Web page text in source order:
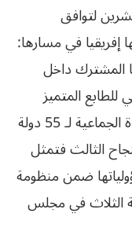
لتوافق
إفريقيا في مسارها:
المشترك داخل
المتميز
للقضية الإفريقية باعتبارها تجسد الإرادة الجماعية لـ 55 دولة
الثالث فتمثل
ضمن منظومة
الثلاث في مجلس